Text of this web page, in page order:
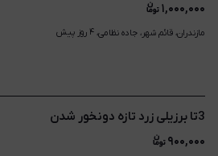
۱,۰۰۰,۰۰۰
مازندران، قائم شهر، جاده نظامی، ۴ روز پیش
3تا برزیلی زرد تازه دونخور شدن
۹۰۰,۰۰۰